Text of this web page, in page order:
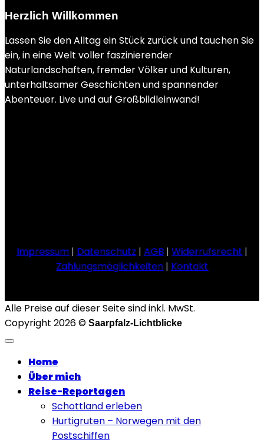
Herzlich Willkommen
Lassen Sie den Alltag ein Stück zurück und tauchen Sie
ein, in eine Welt voller faszinierender
Naturlandschaften, fremder Völker und Kulturen,
unterhaltsamer Geschichten und spannender
Abenteuer. Live und auf Großbildleinwand!
Impressum | Datenschutz | AGB | Widerrufsrecht |
Zahlungsmöglichkeiten | Kontakt
Alle Preise auf dieser Seite sind inkl. MwSt.
Copyright 2026 © Saarpfalz-Lichtblicke
Home
Über mich
Reise-Reportagen
Schottland erleben
Hurtigruten – Norwegen mit den
Postschiffen